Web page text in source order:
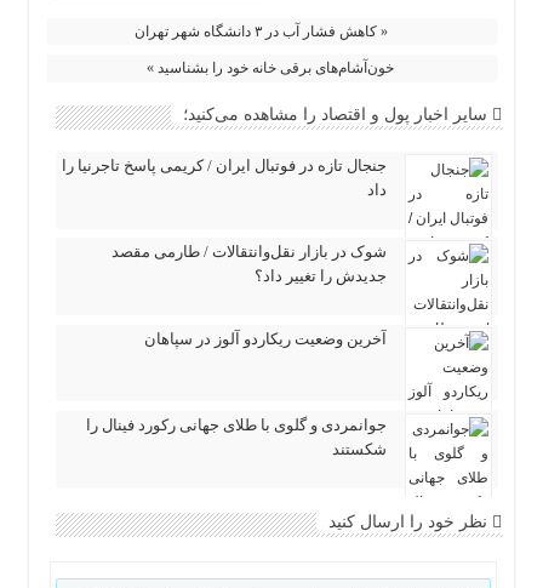
« کاهش فشار آب در ۳ دانشگاه شهر تهران
خون‌آشام‌های برقی خانه خود را بشناسید »
سایر اخبار پول و اقتصاد را مشاهده می‌کنید؛
جنجال تازه در فوتبال ایران / کریمی پاسخ تاجرنیا را
داد
شوک در بازار نقل‌وانتقالات / طارمی مقصد
جدیدش را تغییر داد؟
آخرین وضعیت ریکاردو آلوز در سپاهان
جوانمردی و گلوی با طلای جهانی رکورد فینال را
شکستند
نظر خود را ارسال کنید